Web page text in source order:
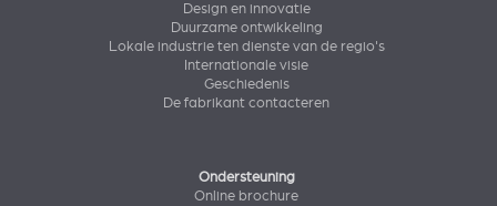
Design en innovatie
Duurzame ontwikkeling
Lokale industrie ten dienste van de regio's
Internationale visie
Geschiedenis
De fabrikant contacteren
Ondersteuning
Online brochure